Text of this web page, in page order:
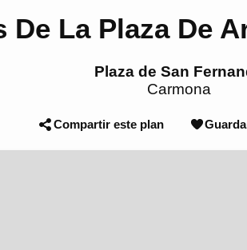
De La Plaza De
Plaza de San
Carmona
Compartir este plan